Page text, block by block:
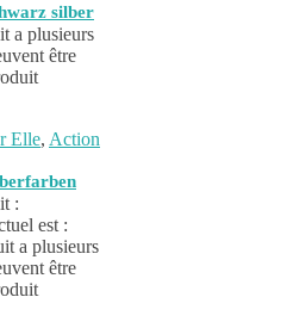
silber
a plusieurs
être
Elle, Action
:
est :
a plusieurs
être